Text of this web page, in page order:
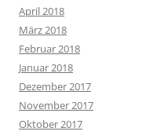
April 2018
März 2018
Februar 2018
Januar 2018
Dezember 2017
November 2017
Oktober 2017